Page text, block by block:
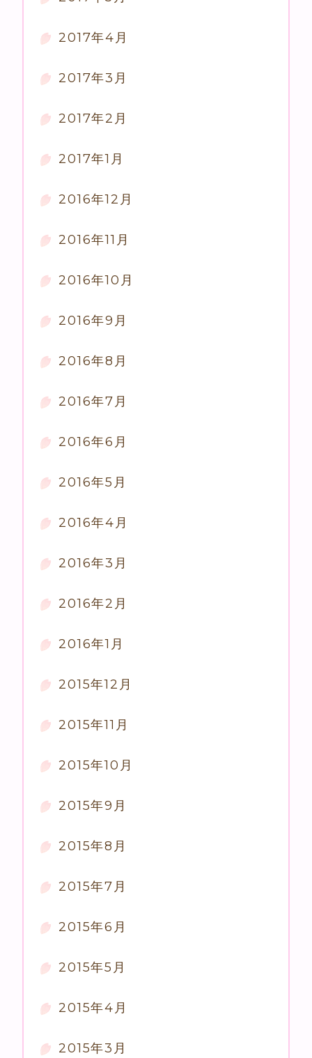
2017年4月
2017年3月
2017年2月
2017年1月
2016年12月
2016年11月
2016年10月
2016年9月
2016年8月
2016年7月
2016年6月
2016年5月
2016年4月
2016年3月
2016年2月
2016年1月
2015年12月
2015年11月
2015年10月
2015年9月
2015年8月
2015年7月
2015年6月
2015年5月
2015年4月
2015年3月